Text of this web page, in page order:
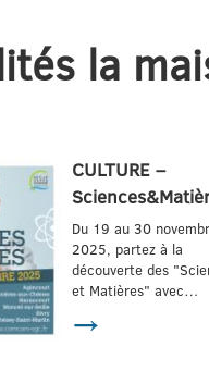
la
CULTURE –
Du 19 au 30
2025, partez à la
découverte des
et Matières" avec…
→